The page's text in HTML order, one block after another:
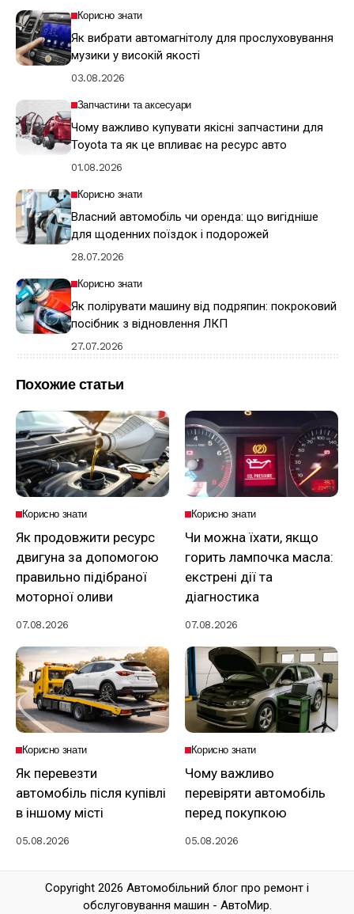
Корисно знати
Як вибрати автомагнітолу для прослуховування
музики у високій якості
03.08.2026
Запчастини та аксесуари
Чому важливо купувати якісні запчастини для
Toyota та як це впливає на ресурс авто
01.08.2026
Корисно знати
Власний автомобіль чи оренда: що вигідніше
для щоденних поїздок і подорожей
28.07.2026
Корисно знати
Як полірувати машину від подряпин: покроковий
посібник з відновлення ЛКП
27.07.2026
Похожие статьи
Корисно знати
Як продовжити ресурс
двигуна за допомогою
правильно підібраної
моторної оливи
07.08.2026
Корисно знати
Чи можна їхати, якщо
горить лампочка масла:
екстрені дії та
діагностика
07.08.2026
Корисно знати
Як перевезти
автомобіль після купівлі
в іншому місті
05.08.2026
Корисно знати
Чому важливо
перевіряти автомобіль
перед покупкою
05.08.2026
Copyright 2026 Автомобільний блог про ремонт і
обслуговування машин - АвтоМир.